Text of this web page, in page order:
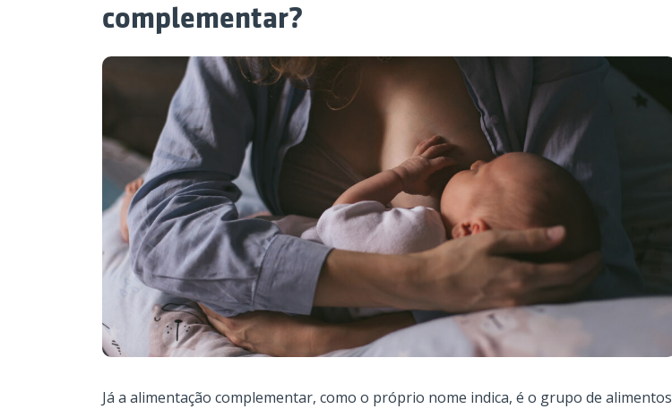
complementar?
Já a alimentação complementar, como o próprio nome indica, é o grupo de alimentos